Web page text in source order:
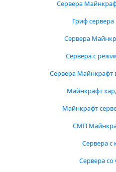
Сервера
Гриф
Сервера
Сервера с
Сервера
Майнкрафт
Майнкрафт
СМП
Сервера с
Сервера со